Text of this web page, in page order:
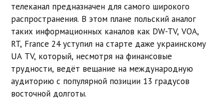
телеканал предназначен для самого широкого
распространения. В этом плане польский аналог
таких информационных каналов как DW-TV, VOA,
RT, France 24 уступил на старте даже украинскому
UA TV, который, несмотря на финансовые
трудности, ведёт вещание на международную
аудиторию с популярной позиции 13 градусов
восточной долготы.